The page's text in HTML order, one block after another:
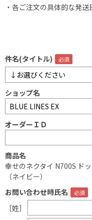
・各ご注文の具体的な発送
件名(タイトル)
ショップ名
オーダーＩＤ
商品名
幸せのネクタイ N700S ド
（ネイビー）
お問い合わせ時氏名
［姓］